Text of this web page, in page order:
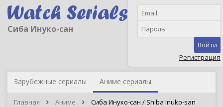
Сиба Инуко-сан
Войти
Регистрация
Зарубежные сериалы Аниме сериалы
Главная Аниме Сиба Инуко-сан / Shiba Inuko-san